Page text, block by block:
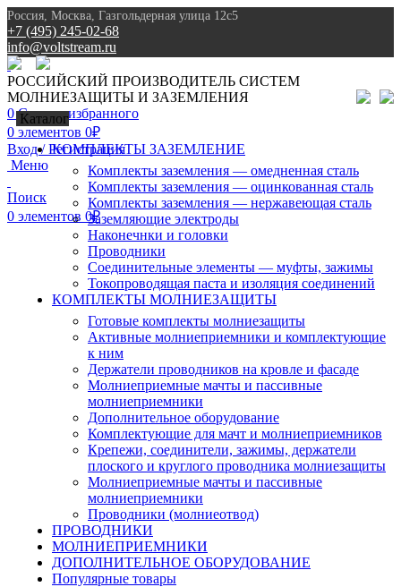
Россия, Москва, Газгольдерная улица 12с5
+7 (495) 245-02-68
info@voltstream.ru
8 (495) 245-02-68
РОССИЙСКИЙ ПРОИЗВОДИТЕЛЬ СИСТЕМ
МОЛНИЕЗАЩИТЫ И ЗАЗЕМЛЕНИЯ
0Список избранного
0 элементов 0₽
Вход / Регистрация
Меню
Поиск
0 элементов 0₽
Каталог
КОМПЛЕКТЫ ЗАЗЕМЛЕНИЕ
Комплекты заземления — омедненная сталь
Комплекты заземления — оцинкованная сталь
Комплекты заземления — нержавеющая сталь
Заземляющие электроды
Наконечнки и головки
Проводники
Соединительные элементы — муфты, зажимы
Токопроводящая паста и изоляция соединений
КОМПЛЕКТЫ МОЛНИЕЗАЩИТЫ
Готовые комплекты молниезащиты
Активные молниеприемники и комплектующие
к ним
Держатели проводников на кровле и фасаде
Молниеприемные мачты и пассивные
молниеприемники
Дополнительное оборудование
Комплектующие для мачт и молниеприемников
Крепежи, соединители, зажимы, держатели
плоского и круглого проводника молниезащиты
Молниеприемные мачты и пассивные
молниеприемники
Проводники (молниеотвод)
ПРОВОДНИКИ
МОЛНИЕПРИЕМНИКИ
ДОПОЛНИТЕЛЬНОЕ ОБОРУДОВАНИЕ
Популярные товары